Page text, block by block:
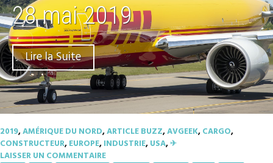
28 mai 2019
Lire la Suite
2019,AMÉRIQUE DU NORD,ARTICLE BUZZ,AVGEEK,CARGO,
CONSTRUCTEUR,EUROPE,INDUSTRIE,USA,✈︎
LAISSER UN COMMENTAIRE